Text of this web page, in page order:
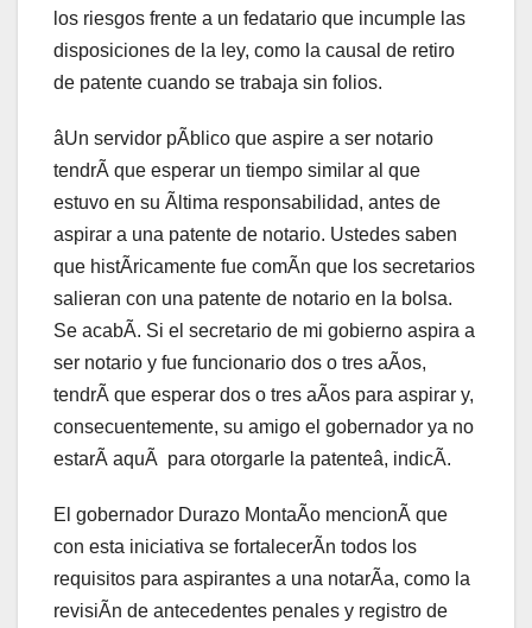
los riesgos frente a un fedatario que incumple las
disposiciones de la ley, como la causal de retiro
de patente cuando se trabaja sin folios.
âUn servidor pÃblico que aspire a ser notario
tendrÃ que esperar un tiempo similar al que
estuvo en su Ãltima responsabilidad, antes de
aspirar a una patente de notario. Ustedes saben
que histÃricamente fue comÃn que los secretarios
salieran con una patente de notario en la bolsa.
Se acabÃ. Si el secretario de mi gobierno aspira a
ser notario y fue funcionario dos o tres aÃos,
tendrÃ que esperar dos o tres aÃos para aspirar y,
consecuentemente, su amigo el gobernador ya no
estarÃ aquÃ para otorgarle la patenteâ, indicÃ.
El gobernador Durazo MontaÃo mencionÃ que
con esta iniciativa se fortalecerÃn todos los
requisitos para aspirantes a una notarÃa, como la
revisiÃn de antecedentes penales y registro de